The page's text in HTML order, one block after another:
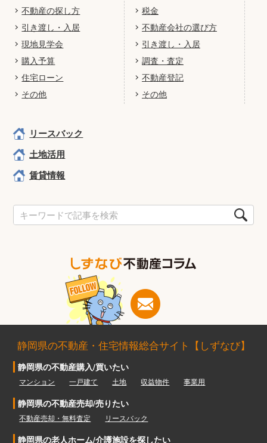
不動産の探し方
引き渡し・入居
現地見学会
購入予算
住宅ローン
その他
税金
不動産会社の選び方
引き渡し・入居
調査・査定
不動産登記
その他
リースバック
土地活用
賃貸情報
静岡県の不動産・住宅情報総合サイト【しずなび】
静岡県の不動産購入/買いたい
マンション 一戸建て 土地 収益物件 事業用
静岡県の不動産売却/売りたい
不動産売却・無料査定 リースバック
静岡県の老人ホーム/介護施設を探したい